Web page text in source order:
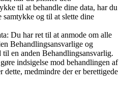
til at behandle dine data, har du
samtykke og til at slette dine
Du har ret til at anmode om alle
Behandlingsansvarlige og
en anden Behandlingsansvarlig.
indsigelse mod behandlingen af
dette, medmindre der er berettigede